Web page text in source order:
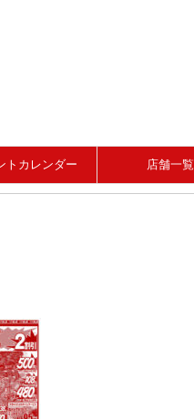
トカレンダー 店舗一覧